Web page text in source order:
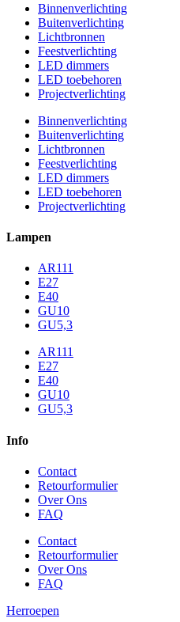
Binnenverlichting
Buitenverlichting
Lichtbronnen
Feestverlichting
LED dimmers
LED toebehoren
Projectverlichting
Binnenverlichting
Buitenverlichting
Lichtbronnen
Feestverlichting
LED dimmers
LED toebehoren
Projectverlichting
Lampen
AR111
E27
E40
GU10
GU5,3
AR111
E27
E40
GU10
GU5,3
Info
Contact
Retourformulier
Over Ons
FAQ
Contact
Retourformulier
Over Ons
FAQ
Herroepen